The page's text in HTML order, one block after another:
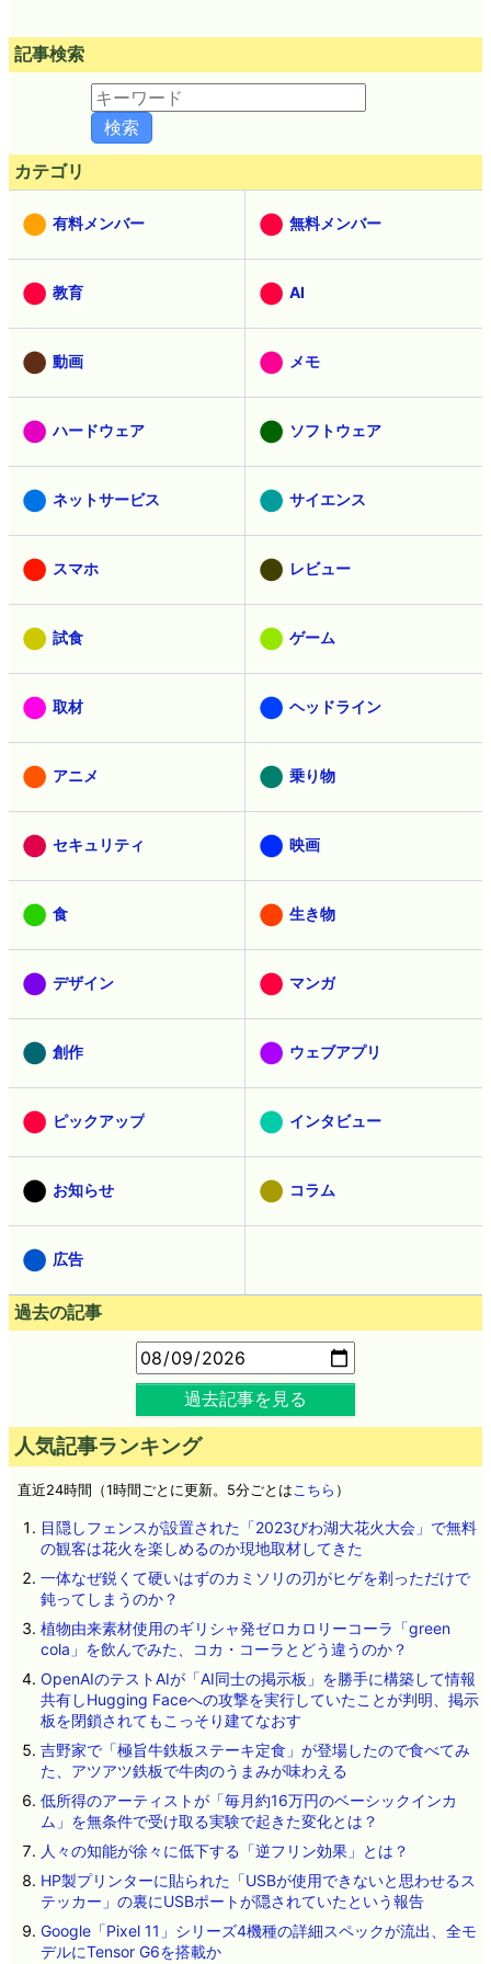
記事検索
カテゴリ
有料メンバー 無料メンバー
教育 AI
動画 メモ
ハードウェア ソフトウェア
ネットサービス サイエンス
スマホ レビュー
試食 ゲーム
取材 ヘッドライン
アニメ 乗り物
セキュリティ 映画
食 生き物
デザイン マンガ
創作 ウェブアプリ
ピックアップ インタビュー
お知らせ コラム
広告
過去の記事
過去記事を見る
人気記事ランキング
直近24時間（1時間ごとに更新。5分ごとは こちら ）
目隠しフェンスが設置された「2023びわ湖大花火大会」で無料
の観客は花火を楽しめるのか現地取材してきた
一体なぜ鋭くて硬いはずのカミソリの刃がヒゲを剃っただけで
鈍ってしまうのか？
植物由来素材使用のギリシャ発ゼロカロリーコーラ「green
cola」を飲んでみた、コカ・コーラとどう違うのか？
OpenAIのテストAIが「AI同士の掲示板」を勝手に構築して情報
共有しHugging Faceへの攻撃を実行していたことが判明、掲示
板を閉鎖されてもこっそり建てなおす
吉野家で「極旨牛鉄板ステーキ定食」が登場したので食べてみ
た、アツアツ鉄板で牛肉のうまみが味わえる
低所得のアーティストが「毎月約16万円のベーシックインカ
ム」を無条件で受け取る実験で起きた変化とは？
人々の知能が徐々に低下する「逆フリン効果」とは？
HP製プリンターに貼られた「USBが使用できないと思わせるス
テッカー」の裏にUSBポートが隠されていたという報告
Google「Pixel 11」シリーズ4機種の詳細スペックが流出、全モ
デルにTensor G6を搭載か